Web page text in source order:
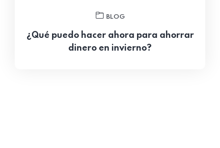
BLOG
¿Qué puedo hacer ahora para ahorrar
dinero en invierno?